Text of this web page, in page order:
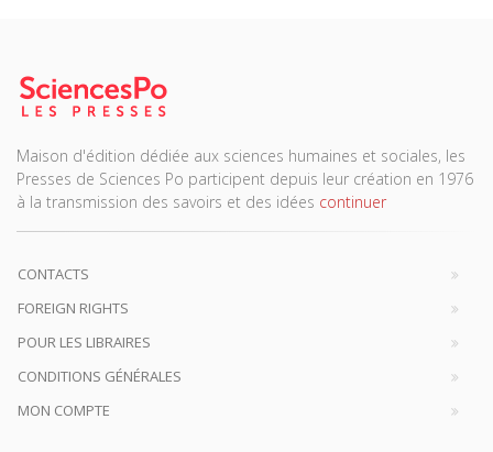
Maison d'édition dédiée aux sciences humaines et sociales, les
Presses de Sciences Po participent depuis leur création en 1976
à la transmission des savoirs et des idées continuer
CONTACTS
FOREIGN RIGHTS
POUR LES LIBRAIRES
CONDITIONS GÉNÉRALES
MON COMPTE